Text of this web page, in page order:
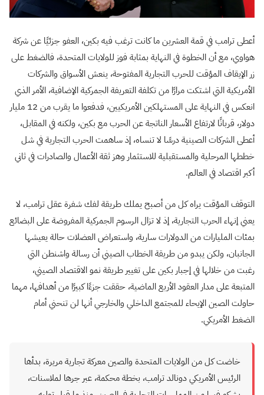
أعطى ترامب في قمة العشرين ما كانت ترغب فيه بكين، العفو جزئيًا عن شركة
هواوي، مع أن الخطوة في النهاية بمثابة فوز للولايات المتحدة، فالضغط على
زر الإيقاف المؤقت للحرب التجارية المفتوحة، ينعش الأسواق والشركات
الأمريكية التي اشتكت مرارًا من تكلفة التعريفة الجمركية الإضافية، الأمر الذي
انعكس في النهاية على المستهلكين الأمريكيين، فدفعوا ما يقرب من 12 مليار
دولار، قربانًا لارتفاع الأسعار الناتجة عن الحرب مع بكين، ولكنه في المقابل،
أعطى الشركات الصينية درسًا لا تنساه، إذ ساهمت الحرب التجارية في شل
خططها المرحلية والمستقبلية للاستثمار وهز ثقة الأعمال والصادرات في ثاني
أكبر اقتصاد في العالم.
التوقف المؤقت يراه كل من أصبح يملك طريقة لفك شفرة عقل ترامب، لا
يعني إنهاء الحرب التجارية، إذ لا تزال الرسوم الجمركية المفروضة على البضائع
بمئات المليارات من الدولارات سارية، واستعراض العضلات حالة يعيشها
الجانبان، ولكن يبدو من طريقة الخطاب الصيني أن رسالة واشنطن التي
رغبت من خلالها في إجبار بكين على تغيير طريقة نمو الاقتصاد الصيني،
المتبعة على مدار العقود الأربع الماضية، حققت جزءًا كبيرًا من أهدافها، مهما
حاولت الصين الإيحاء للمجتمع الداخلي والخارجي أنها لن تنحني أمام
الضغط الأمريكي.
خاضت كل من الولايات المتحدة والصين معركة تجارية مريرة، بدأها
الرئيس الأمريكي دونالد ترامب، بخطة محكمة، عبر جرها لملاسنات،